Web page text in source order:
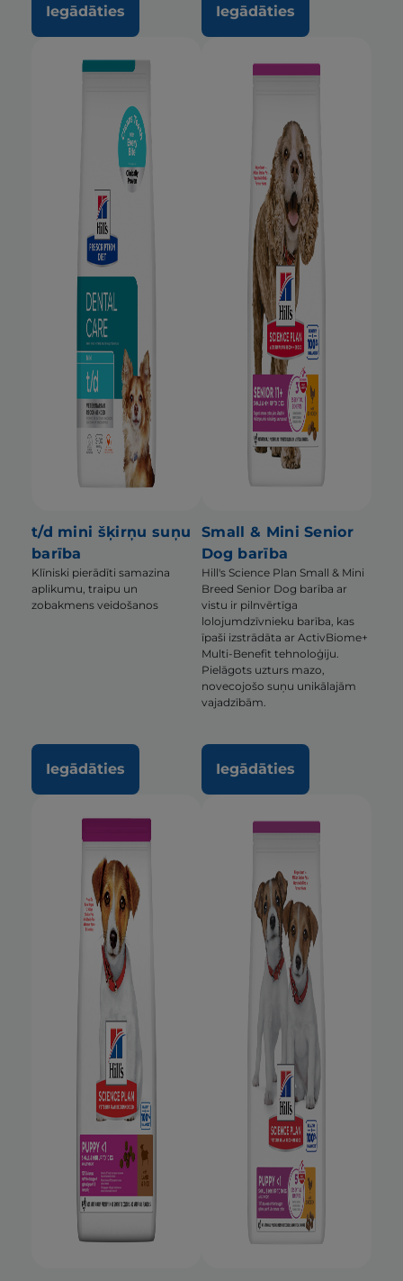
Iegādāties Iegādāties
t/d mini šķirņu suņu
barība
Klīniski pierādīti samazina
aplikumu, traipu un
zobakmens veidošanos
Iegādāties
Small & Mini Senior
Dog barība
Hill's Science Plan Small & Mini
Breed Senior Dog barība ar
vistu ir pilnvērtīga
lolojumdzīvnieku barība, kas
īpaši izstrādāta ar ActivBiome+
Multi-Benefit tehnoloģiju.
Pielāgots uzturs mazo,
novecojošo suņu unikālajām
vajadzībām.
Iegādāties